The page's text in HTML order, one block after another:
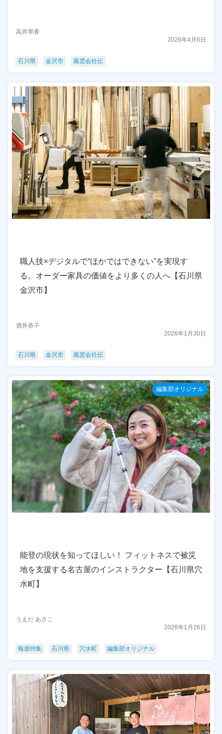
高井寧香
2026年4月6日
石川県 金沢市 風雲会社伝
職人技×デジタルで“ほかではできない”を実現す
る。オーダー家具の価値をより多くの人へ【石川県
金沢市】
酒井恭子
2026年1月30日
石川県 金沢市 風雲会社伝
編集部オリジナル
能登の現状を知ってほしい！ フィットネスで被災
地を支援する名古屋のインストラクター【石川県穴
水町】
うえだ あさこ
2026年1月26日
報道特集 石川県 穴水町 編集部オリジナル